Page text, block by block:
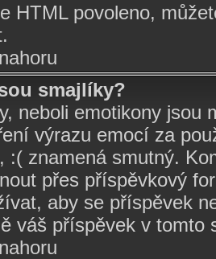
HTML povoleno,
smajlíky?
neboli emotikony jsou
výrazu emocí za
:( znamená smutný.
přes příspěvkový
aby se příspěvek
váš příspěvek v tomto